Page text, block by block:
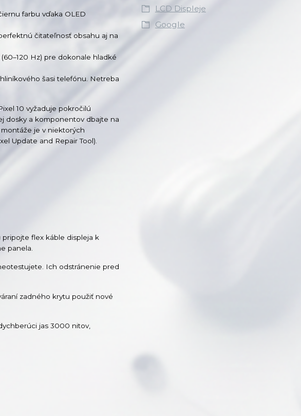
farbu vďaka OLED
čitateľnosť obsahu aj na
Hz) pre dokonale hladké
šasi telefónu. Netreba
10 vyžaduje pokročilú
dosky a komponentov dbajte na
je v niektorých
Update and Repair Tool).
flex káble displeja k
panela.
Ich odstránenie pred
zadného krytu použiť nové
jas 3000 nitov,
LCD Displeje
Google